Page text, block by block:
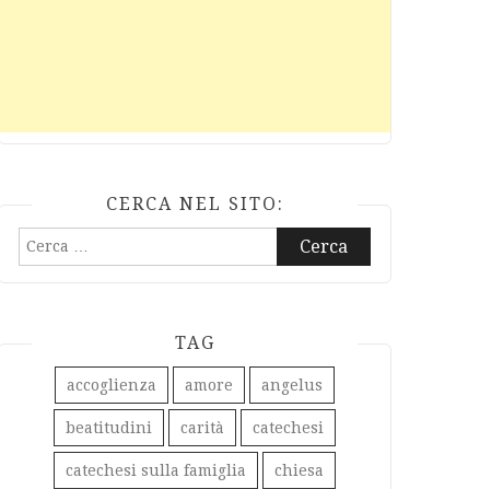
CERCA NEL SITO:
Ricerca
TAG
accoglienza amore angelus
beatitudini carità catechesi
catechesi sulla famiglia chiesa